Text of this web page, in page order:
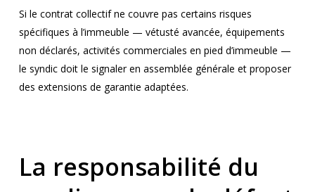
Si le contrat collectif ne couvre pas certains risques
spécifiques à l’immeuble — vétusté avancée, équipements
non déclarés, activités commerciales en pied d’immeuble —
le syndic doit le signaler en assemblée générale et proposer
des extensions de garantie adaptées.
La responsabilité du